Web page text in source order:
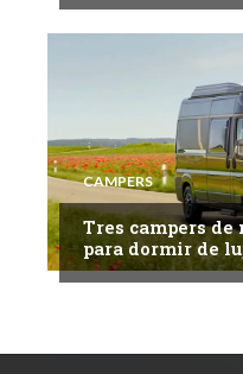
CAMPERS
Tres campers de
para dormir de